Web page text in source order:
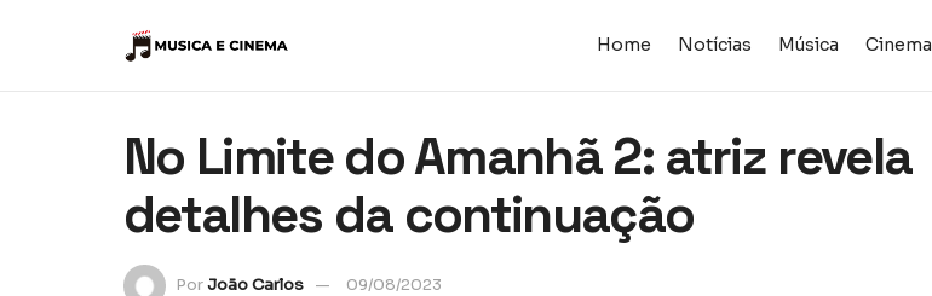
Home Notícias Música Cinema
No Limite do Amanhã 2: atriz revela
detalhes da continuação
PorJoão Carlos 09/08/2023